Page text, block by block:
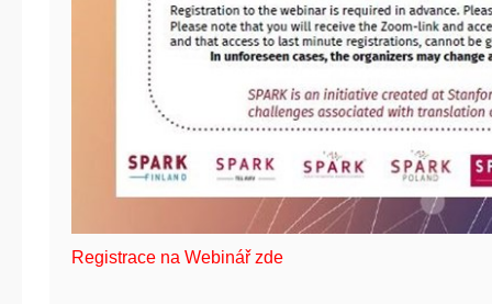
Registrace na Webinář zde